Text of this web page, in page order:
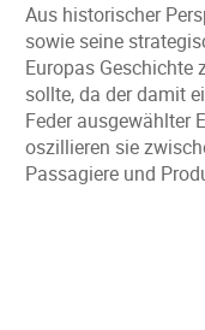
Aus historischer
sowie seine
Europas Geschichte
sollte, da der damit
Feder ausgewählter
oszillieren sie
Passagiere und